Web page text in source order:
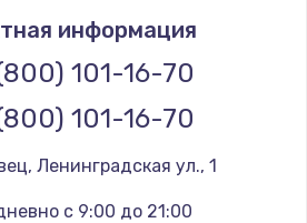
информация
101-16-70
101-16-70
, Ленинградская ул., 1
с 9:00 до 21:00